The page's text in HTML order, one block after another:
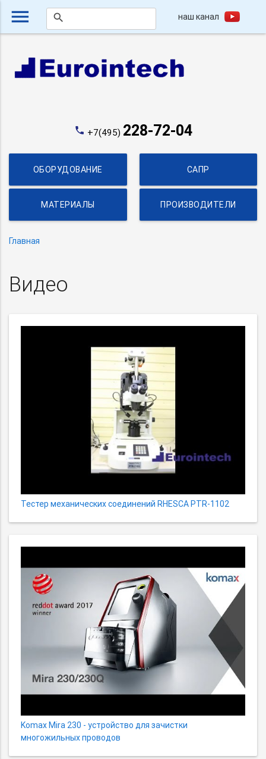
menu search наш канал
phone +7(495) 228-72-04
ОБОРУДОВАНИЕ САПР
МАТЕРИАЛЫ ПРОИЗВОДИТЕЛИ
Главная
Видео
Тестер механических соединений RHESCA PTR-1102
Komax Mira 230 - устройство для зачистки
многожильных проводов